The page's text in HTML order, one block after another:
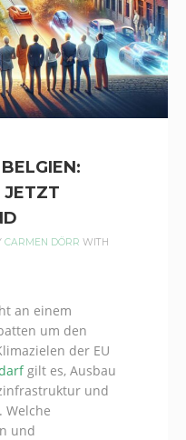
JETZT
CARMEN DÖRR WITH
an einem
um den
der EU
gilt es, Ausbau
und
Welche
und